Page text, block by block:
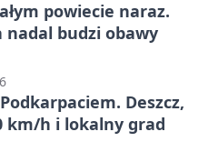
powiecie naraz.
nadal budzi obawy
Deszcz,
km/h i lokalny grad